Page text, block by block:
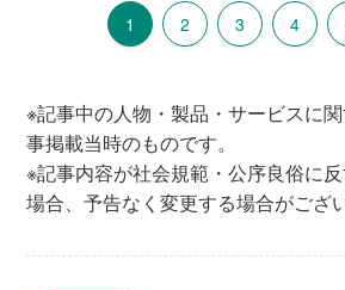
1 2 3 4
※記事中の人物・製品・サービスに
事掲載当時のものです。
※記事内容が社会規範・公序良俗に
場合、予告なく変更する場合がござ